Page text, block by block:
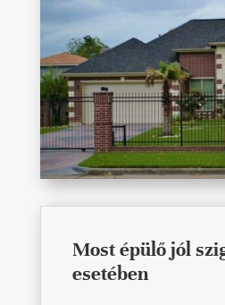
Most épülő jól
esetében